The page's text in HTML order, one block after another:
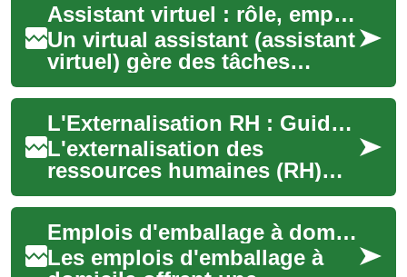
Assistant virtuel : rôle, emploi et organisation à distance
Un virtual assistant (assistant
virtuel) gère des tâches
administratives,
commerciales ou créatives à
distance pour d...
L'Externalisation RH : Guide Complet pour Optimiser la Gestion des Ressources Humaines
L'externalisation des
ressources humaines (RH)
représente une solution
stratégique permettant aux
entreprises de conf...
Emplois d'emballage à domicile : Une carrière à distance dans le secteur du packaging
Les emplois d'emballage à